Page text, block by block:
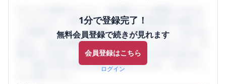
1分で登録完了！
無料会員登録で続きが見れます
会員登録はこちら
ログイン
うになります。SHEHUB(シーハブ)は、女性限定の企業口コ
ミの投稿サイトです。給与面・女性の働きやすさ・会社の評
判など、女性の転職は気にすべき点がたくさんあります。先
輩社員（元社員）の口コミを通して、本当の会社の姿を知
り、将来の不安や現在の悩みを解消するために、ぜひサイト